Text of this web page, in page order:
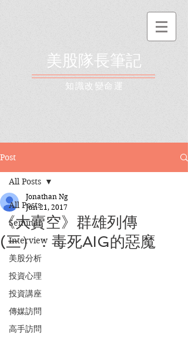
美股隊長筆記
​知識改變命運
Post
All Posts
Seminar
Interview
美股分析
投資心理
投資講座
傳媒訪問
高手訪問
All Posts
《大賣空》群雄列傳
(三）：毒死AIG的惡魔
Jonathan Ng
Jun 21, 2017